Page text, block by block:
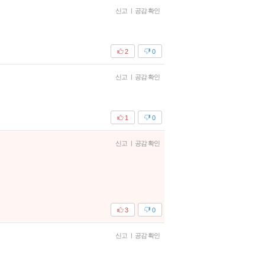
신고 | 공감 확인
0
2
신고 | 공감 확인
0
1
신고 | 공감 확인
0
3
신고 | 공감 확인